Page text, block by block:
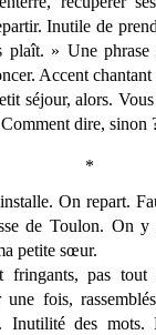
Inutile de
plaît. » Une phrase
Accent
séjour, alors.
dire, sinon
*
On repart.
de Toulon. On
petite sœur.
fringants, pas
une fois,
Inutilité des